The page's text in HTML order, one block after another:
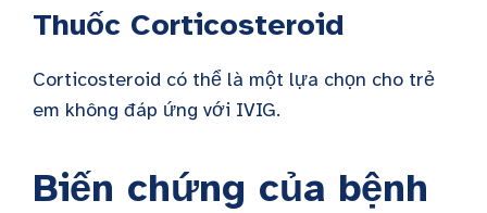
Thuốc Corticosteroid
Corticosteroid có thể là một lựa chọn cho trẻ
em không đáp ứng với IVIG.
Biến chứng của bệnh